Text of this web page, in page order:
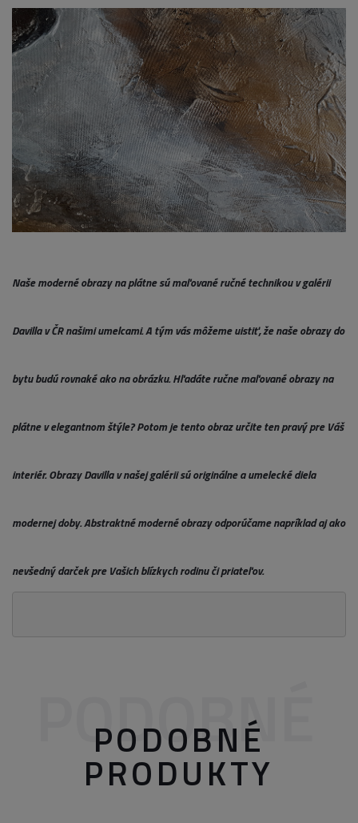
Naše moderné obrazy na plátne sú maľované ručné technikou v galérii
Davilla v ČR našimi umelcami. A tým vás môžeme uistiť, že naše obrazy do
bytu budú rovnaké ako na obrázku. Hľadáte ručne maľované obrazy na
plátne v elegantnom štýle? Potom je tento obraz určite ten pravý pre Váš
interiér. Obrazy Davilla v našej galérii sú originálne a umelecké diela
modernej doby. Abstraktné moderné obrazy odporúčame napríklad aj ako
nevšedný darček pre Vašich blízkych rodinu či priateľov.
PODOBNÉ
PODOBNÉ
PRODUKTY